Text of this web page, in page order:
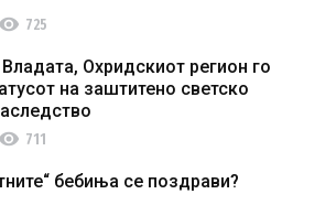
visibility 725
Охридскиот регион го
на заштитено светско
visibility 711
бебиња се поздрави?